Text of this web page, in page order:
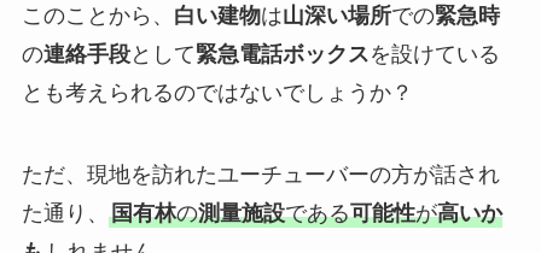
このことから、 白い建物は山深い場所での緊急時
の連絡手段として緊急電話ボックスを設けている
とも考えられるのではないでしょうか？
ただ、現地を訪れたユーチューバーの方が話され
た通り、 国有林の測量施設である可能性が高いか